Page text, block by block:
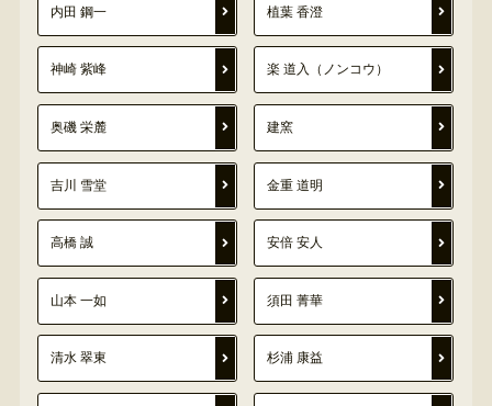
内田 鋼一 植葉 香澄
神崎 紫峰 楽 道入（ノンコウ）
奥磯 栄麓 建窯
吉川 雪堂 金重 道明
高橋 誠 安倍 安人
山本 一如 須田 菁華
清水 翠東 杉浦 康益